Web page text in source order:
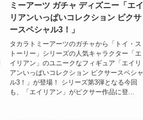
ミーアーツ ガチャ ディズニー「エイ
リアンいっぱいコレクション ピクサ
ースペシャル3！」
タカラトミーアーツのガチャから「トイ・ス
トーリー」シリーズの人気キャラクター「エ
イリアン」のユニークなフィギュア「エイリ
アンいっぱいコレクション ピクサースペシャ
ル3！」が登場！ シリーズ第3弾となる今回
も、「エイリアン」がピクサー作品に登...